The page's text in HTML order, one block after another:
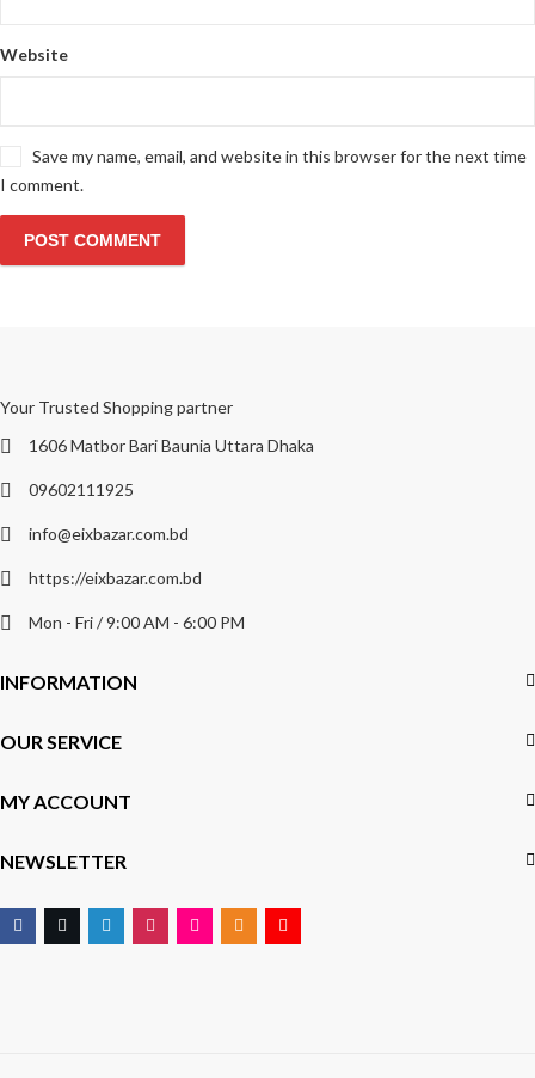
Website
Save my name, email, and website in this browser for the next time
I comment.
Your Trusted Shopping partner
1606 Matbor Bari Baunia Uttara Dhaka
09602111925
info@eixbazar.com.bd
https://eixbazar.com.bd
Mon - Fri / 9:00 AM - 6:00 PM
INFORMATION
OUR SERVICE
MY ACCOUNT
NEWSLETTER